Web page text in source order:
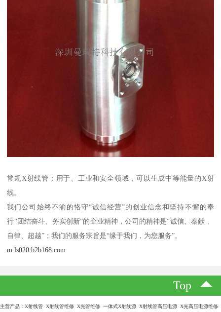
常规X射线管：用于、工业和安全领域，可以生成中等能量的X射
线。
我们公司始终不渝的恪守“诚信经营”的创业信念和坚持不懈的奉
行“团结奋斗、务实创新”的企业精神，公司的精神是“诚信、奉献 、
自律、超越”；我们的服务宗旨是“缘于我们，为您服务”。
m.ls020.b2b168.com
Top
主营产品：X射线管 X射线管维修 X光管维修 一体式X射线源 X射线管高压电源 X光高压电源维修